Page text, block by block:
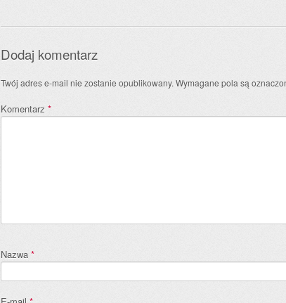
Dodaj komentarz
Twój adres e-mail nie zostanie opublikowany. Wymagane pola są
Komentarz *
Nazwa *